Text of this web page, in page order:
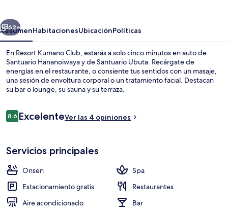
Siguiente
62+
ResumenHabitacionesUbicaciónPolíticas
En Resort Kumano Club, estarás a solo cinco minutos en auto de
Santuario Hananoiwaya y de Santuario Ubuta. Recárgate de
energías en el restaurante, o consiente tus sentidos con un masaje,
una sesión de envoltura corporal o un tratamiento facial. Destacan
su bar o lounge, su sauna y su terraza.
Opiniones
8.68.6 de 10,
ExcelenteVer las 4 opiniones
Servicios principales
Onsen
Spa
Estacionamiento gratis
Restaurantes
Aire acondicionado
Bar